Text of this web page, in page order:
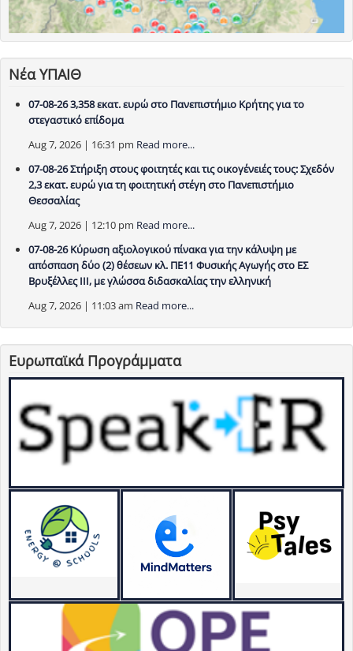
Νέα ΥΠΑΙΘ
07-08-26 3,358 εκατ. ευρώ στο Πανεπιστήμιο Κρήτης για το
στεγαστικό επίδομα
Aug 7, 2026 | 16:31 pm Read more...
07-08-26 Στήριξη στους φοιτητές και τις οικογένειές τους: Σχεδόν
2,3 εκατ. ευρώ για τη φοιτητική στέγη στο Πανεπιστήμιο
Θεσσαλίας
Aug 7, 2026 | 12:10 pm Read more...
07-08-26 Κύρωση αξιολογικού πίνακα για την κάλυψη με
απόσπαση δύο (2) θέσεων κλ. ΠΕ11 Φυσικής Αγωγής στο ΕΣ
Βρυξέλλες ΙΙΙ, με γλώσσα διδασκαλίας την ελληνική
Aug 7, 2026 | 11:03 am Read more...
Ευρωπαϊκά Προγράμματα